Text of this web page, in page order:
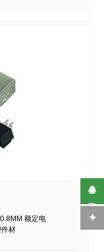
额定电
材